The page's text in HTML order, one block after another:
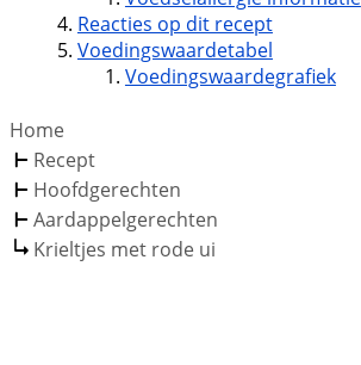
Reacties op dit recept
Voedingswaardetabel
Voedingswaardegrafiek
Home
Recept
Hoofdgerechten
Aardappelgerechten
Krieltjes met rode ui